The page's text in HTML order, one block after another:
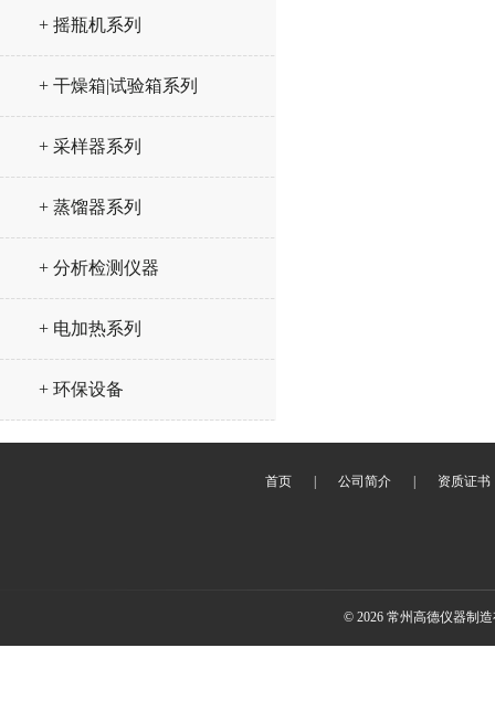
+ 摇瓶机系列
+ 干燥箱|试验箱系列
+ 采样器系列
+ 蒸馏器系列
+ 分析检测仪器
+ 电加热系列
+ 环保设备
首页 公司简介 资质证书
© 2026 常州高德仪器制